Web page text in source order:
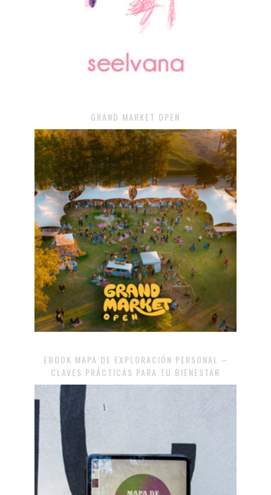
GRAND MARKET OPEN
EBOOK MAPA DE EXPLORACIÓN PERSONAL –
CLAVES PRÁCTICAS PARA TU BIENESTAR